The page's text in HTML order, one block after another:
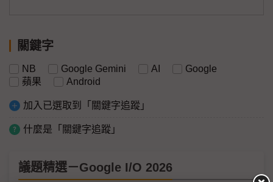
關鍵字
NB Google Gemini AI
Google
蘋果
Android
加入已選取到「關鍵字追蹤」
什麼是「關鍵字追蹤」
議題精選－Google I/O 2026